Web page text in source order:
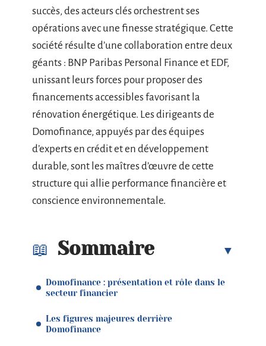
succès, des acteurs clés orchestrent ses
opérations avec une finesse stratégique. Cette
société résulte d’une collaboration entre deux
géants : BNP Paribas Personal Finance et EDF,
unissant leurs forces pour proposer des
financements accessibles favorisant la
rénovation énergétique. Les dirigeants de
Domofinance, appuyés par des équipes
d’experts en crédit et en développement
durable, sont les maîtres d’œuvre de cette
structure qui allie performance financière et
conscience environnementale.
Sommaire
Domofinance : présentation et rôle dans le
secteur financier
Les figures majeures derrière
Domofinance